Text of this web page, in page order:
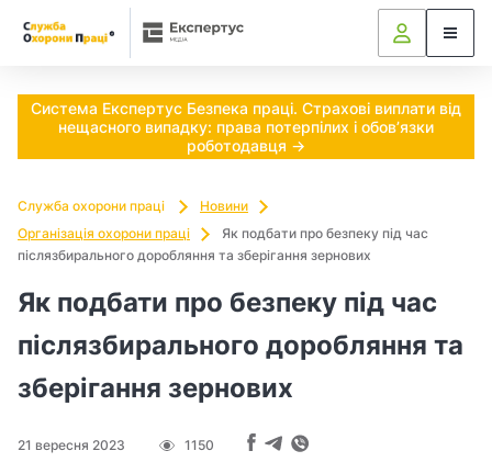
Система Експертус Безпека праці. Страхові виплати від
нещасного випадку: права потерпілих і обов’язки
роботодавця →
Служба охорони праці
Новини
Організація охорони праці
Як подбати про безпеку під час
післязбирального доробляння та зберігання зернових
Як подбати про безпеку під час
післязбирального доробляння та
зберігання зернових
21 вересня 2023 1150
Ч
о
т
р
н